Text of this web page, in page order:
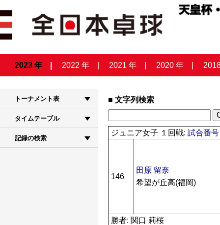
2023 年 2022 年 2021 年 2020 年
トーナメント表
タイムテーブル
記録の検索
文字列検索
ジュニア女子 １回戦:試合番
146
田原 留奈
希望が丘高(福岡)
勝者: 関口 莉桜